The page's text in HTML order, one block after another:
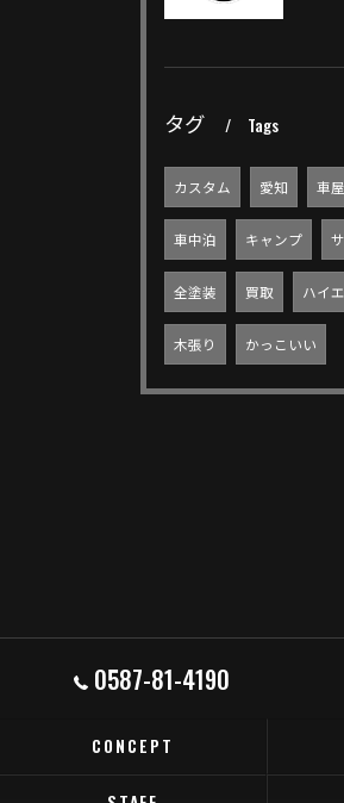
タグ Tags
カスタム 愛知 車屋
車中泊 キャンプ
全塗装 買取 ハイ
木張り かっこいい
0587-81-4190
CONCEPT